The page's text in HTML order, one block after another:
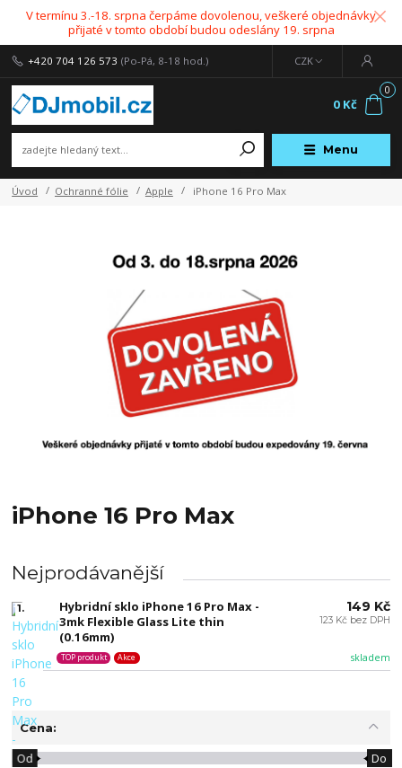
V termínu 3.-18. srpna čerpáme dovolenou, veškeré objednávky
přijaté v tomto období budou odeslány 19. srpna
Menu
CZK
+420 704 126 573 (Po-Pá, 8-18 hod.)
0
0 Kč
Úvod Ochranné fólie Apple iPhone 16 Pro Max
iPhone 16 Pro Max
Nejprodávanější
1.
Hybridní sklo iPhone 16 Pro Max -
3mk Flexible Glass Lite thin
(0.16mm)
skladem
TOP produkt Akce
149 Kč
123 Kč bez DPH
Cena:
Od Do